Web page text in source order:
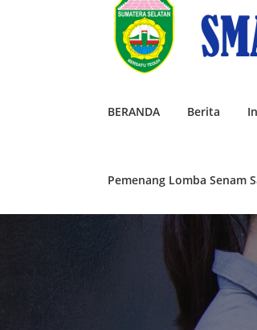
BERANDA Berita
Pemenang Lomba Senam